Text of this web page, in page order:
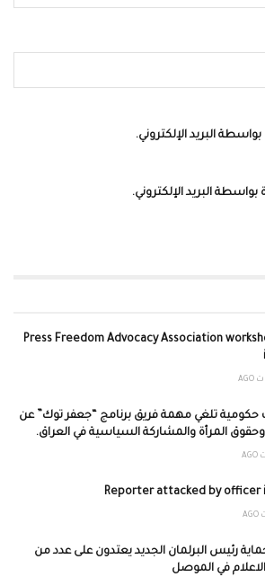
البريد الإلكتروني.
البريد الإلكتروني.
Press Freedom Advocacy Association
حكومية تلغي مهمة فريق برنامج “جعفر توك” عن
وحقوق المرأة والمشاركة السياسية في العراق.
Reporter attacked by officer
رئيس البرلمان الجديد يعتدون على عدد من
في الموصل